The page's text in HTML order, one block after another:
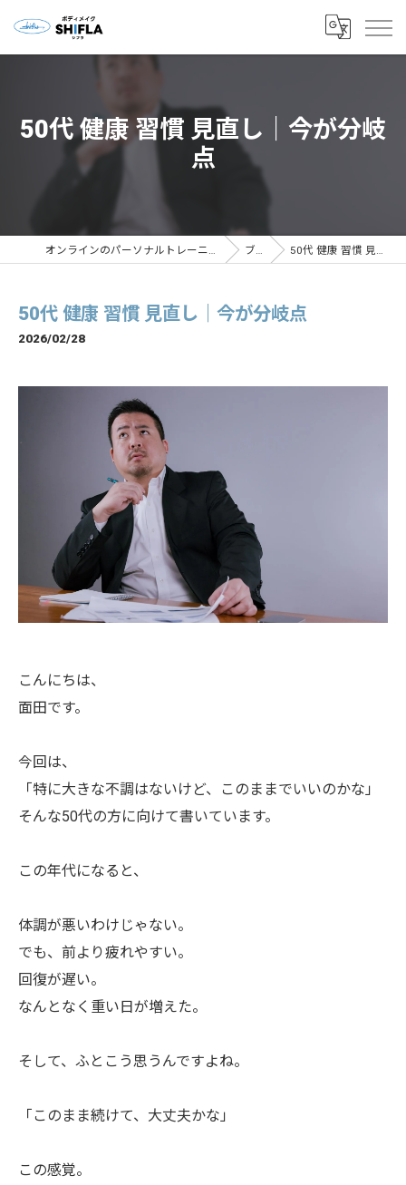
50代 健康 習慣 見直し｜今が分岐
点
オンラインのパーソナルトレーニングならボディメイクSHIFLA ブログ 50代 健康 習慣 見直し｜今が分岐点
50代 健康 習慣 見直し｜今が分岐点
2026/02/28
こんにちは、
面田です。
今回は、
「特に大きな不調はないけど、このままでいいのかな」
そんな50代の方に向けて書いています。
この年代になると、
体調が悪いわけじゃない。
でも、前より疲れやすい。
回復が遅い。
なんとなく重い日が増えた。
そして、ふとこう思うんですよね。
「このまま続けて、大丈夫かな」
この感覚。